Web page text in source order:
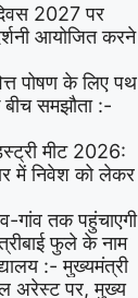
2027 पर
आयोजित करने
पोषण के लिए पथ
बीच समझौता :-
मीट 2026:
में निवेश को लेकर
गांव तक पहुंचाएगी
फुले के नाम
:- मुख्यमंत्री
अरेस्ट पर, मुख्य